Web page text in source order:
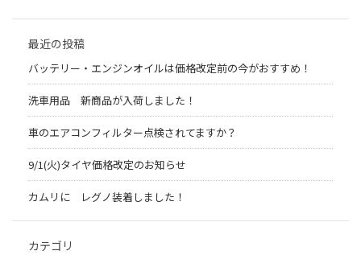
最近の投稿
バッテリー・エンジンオイルは価格改定前の今がおすすめ！
洗車用品 新商品が入荷しました！
車のエアコンフィルター点検されてますか？
9/1(火)タイヤ価格改定のお知らせ
カムリに レグノ装着しました！
カテゴリ